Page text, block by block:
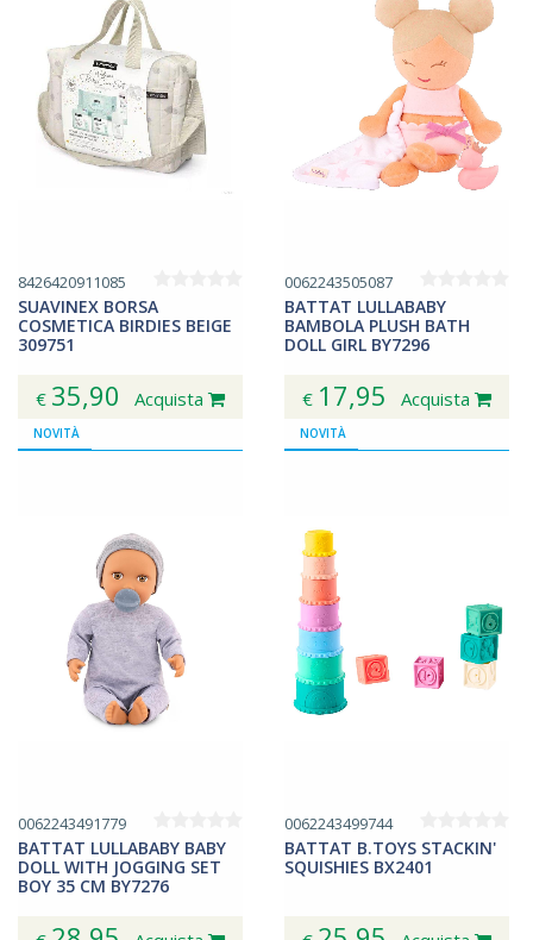
8426420911085
SUAVINEX BORSA
COSMETICA BIRDIES BEIGE
309751
€ 35,90 Acquista
0062243505087
BATTAT LULLABABY
BAMBOLA PLUSH BATH
DOLL GIRL BY7296
€ 17,95 Acquista
NOVITÀ
0062243491779
BATTAT LULLABABY BABY
DOLL WITH JOGGING SET
BOY 35 CM BY7276
NOVITÀ
0062243499744
BATTAT B.TOYS STACKIN'
SQUISHIES BX2401